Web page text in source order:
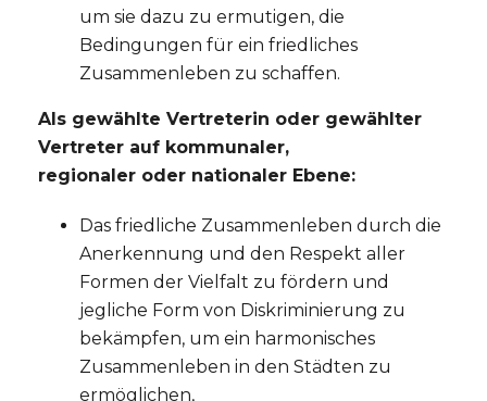
um sie dazu zu ermutigen, die
Bedingungen für ein friedliches
Zusammenleben zu schaffen.
Als gewählte Vertreterin oder gewählter
Vertreter auf kommunaler,
regionaler oder nationaler Ebene:
Das friedliche Zusammenleben durch die
Anerkennung und den Respekt aller
Formen der Vielfalt zu fördern und
jegliche Form von Diskriminierung zu
bekämpfen, um ein harmonisches
Zusammenleben in den Städten zu
ermöglichen,